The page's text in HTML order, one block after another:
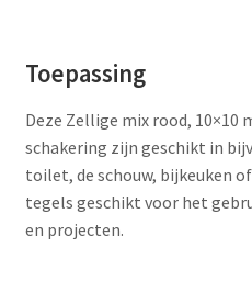
Toepassing
Deze Zellige mix rood, 10×10
schakering zijn geschikt in
toilet, de schouw, bijkeuken
tegels geschikt voor het
en projecten.